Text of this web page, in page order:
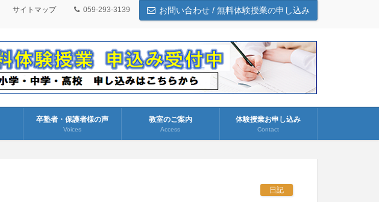
サイトマップ 059-293-3139 お問い合わせ / 無料体験授業の申し込み
卒塾者・保護者様の声
Voices
教室のご案内
Access
体験授業お申し込み
Contact
日記